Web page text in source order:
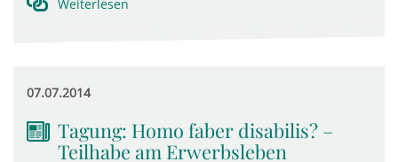
Weiterlesen
07.07.2014
Tagung: Homo faber disabilis? –
Teilhabe am Erwerbsleben